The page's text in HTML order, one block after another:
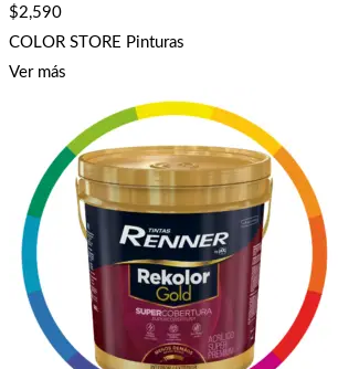
$2,590
COLOR STORE Pinturas
Ver más